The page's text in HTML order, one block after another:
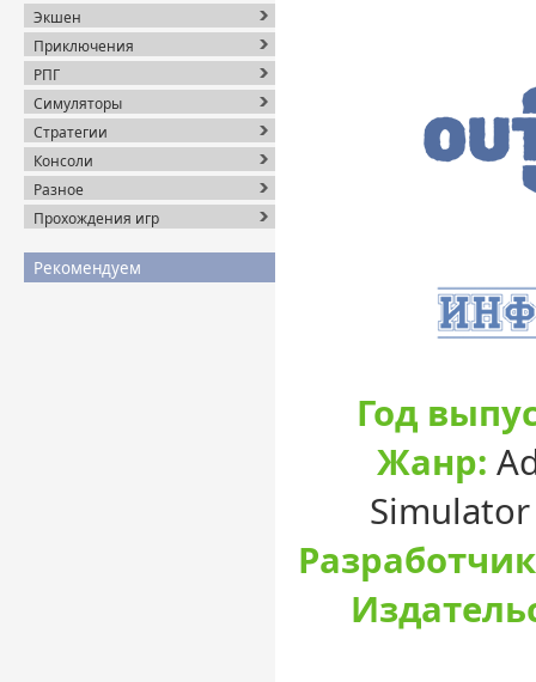
Экшен
Приключения
РПГ
Симуляторы
Стратегии
Консоли
Разное
Прохождения игр
Рекомендуем
Год
Жанр: